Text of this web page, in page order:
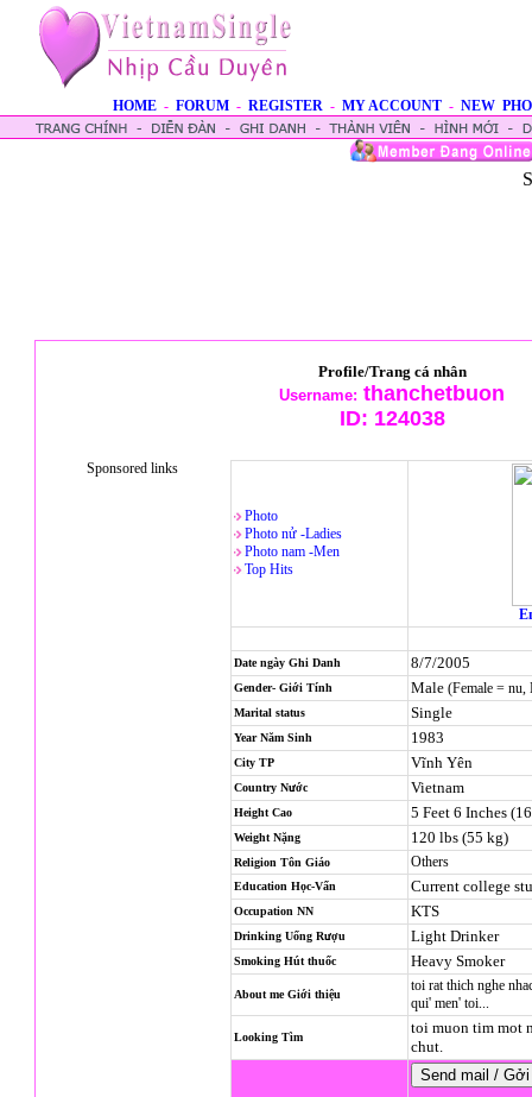
HOME - FORUM - REGISTER - MY ACCOUNT - NEW
Profile/Trang cá nhân
Username: thanchetbuon
ID: 124038
Sponsored links
Photo
Photo nử -Ladies
Photo nam -Men
Top Hits
Date ngày Ghi Danh 8/7/2005
Gender- Giới Tính Male (Female = nu,
Marital status Single
Year Năm Sinh 1983
City TP Vĩnh Yên
Country Nước Vietnam
Height Cao 5 Feet 6 Inches
Weight Nặng 120 lbs (55 kg)
Religion Tôn Giáo Others
Education Học-Vấn Current college
Occupation NN KTS
Drinking Uống Rượu Light Drinker
Smoking Hút thuốc Heavy Smoker
About me Giới thiệu
toi rat thich nghe
qui' men' toi...
Looking Tìm
toi muon tim mot
chut.